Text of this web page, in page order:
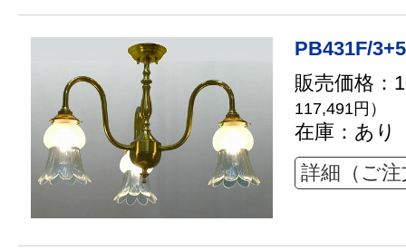
PB431F/
販売価格：
117,491円）
在庫：あり
詳細（ご